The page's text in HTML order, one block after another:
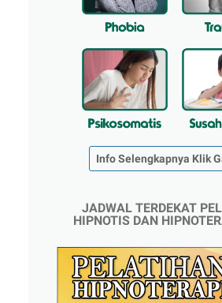
Info Selengkapnya Klik
JADWAL TERDEKAT
HIPNOTIS DAN